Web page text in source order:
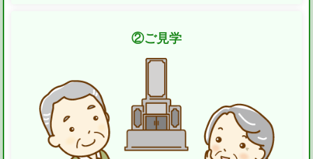
②ご見学